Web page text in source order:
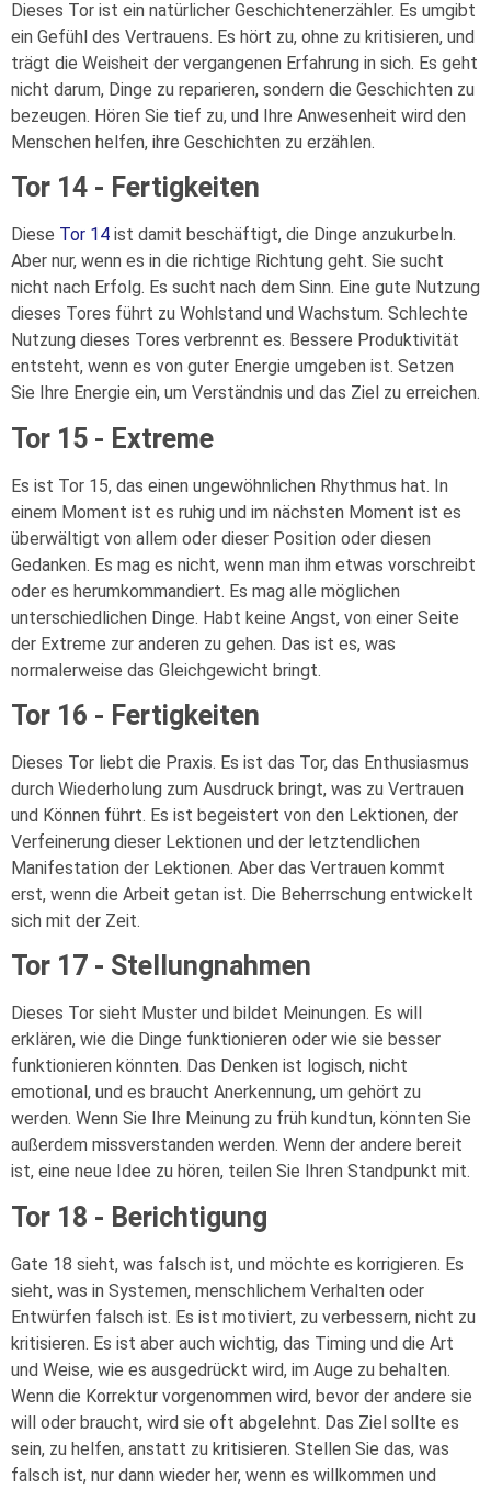
Dieses Tor ist ein natürlicher Geschichtenerzähler. Es umgibt
ein Gefühl des Vertrauens. Es hört zu, ohne zu kritisieren, und
trägt die Weisheit der vergangenen Erfahrung in sich. Es geht
nicht darum, Dinge zu reparieren, sondern die Geschichten zu
bezeugen. Hören Sie tief zu, und Ihre Anwesenheit wird den
Menschen helfen, ihre Geschichten zu erzählen.
Tor 14 - Fertigkeiten
Diese Tor 14 ist damit beschäftigt, die Dinge anzukurbeln.
Aber nur, wenn es in die richtige Richtung geht. Sie sucht
nicht nach Erfolg. Es sucht nach dem Sinn. Eine gute Nutzung
dieses Tores führt zu Wohlstand und Wachstum. Schlechte
Nutzung dieses Tores verbrennt es. Bessere Produktivität
entsteht, wenn es von guter Energie umgeben ist. Setzen
Sie Ihre Energie ein, um Verständnis und das Ziel zu erreichen.
Tor 15 - Extreme
Es ist Tor 15, das einen ungewöhnlichen Rhythmus hat. In
einem Moment ist es ruhig und im nächsten Moment ist es
überwältigt von allem oder dieser Position oder diesen
Gedanken. Es mag es nicht, wenn man ihm etwas vorschreibt
oder es herumkommandiert. Es mag alle möglichen
unterschiedlichen Dinge. Habt keine Angst, von einer Seite
der Extreme zur anderen zu gehen. Das ist es, was
normalerweise das Gleichgewicht bringt.
Tor 16 - Fertigkeiten
Dieses Tor liebt die Praxis. Es ist das Tor, das Enthusiasmus
durch Wiederholung zum Ausdruck bringt, was zu Vertrauen
und Können führt. Es ist begeistert von den Lektionen, der
Verfeinerung dieser Lektionen und der letztendlichen
Manifestation der Lektionen. Aber das Vertrauen kommt
erst, wenn die Arbeit getan ist. Die Beherrschung entwickelt
sich mit der Zeit.
Tor 17 - Stellungnahmen
Dieses Tor sieht Muster und bildet Meinungen. Es will
erklären, wie die Dinge funktionieren oder wie sie besser
funktionieren könnten. Das Denken ist logisch, nicht
emotional, und es braucht Anerkennung, um gehört zu
werden. Wenn Sie Ihre Meinung zu früh kundtun, könnten Sie
außerdem missverstanden werden. Wenn der andere bereit
ist, eine neue Idee zu hören, teilen Sie Ihren Standpunkt mit.
Tor 18 - Berichtigung
Gate 18 sieht, was falsch ist, und möchte es korrigieren. Es
sieht, was in Systemen, menschlichem Verhalten oder
Entwürfen falsch ist. Es ist motiviert, zu verbessern, nicht zu
kritisieren. Es ist aber auch wichtig, das Timing und die Art
und Weise, wie es ausgedrückt wird, im Auge zu behalten.
Wenn die Korrektur vorgenommen wird, bevor der andere sie
will oder braucht, wird sie oft abgelehnt. Das Ziel sollte es
sein, zu helfen, anstatt zu kritisieren. Stellen Sie das, was
falsch ist, nur dann wieder her, wenn es willkommen und